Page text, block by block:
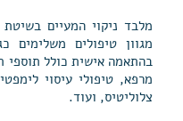
מלבד ניקוי המעיים בשיטת
מגוון טיפולים משלימים
בהתאמה אישית כולל תוספי
מרפא, טיפולי עיסוי
צלוליטיס, ועוד.